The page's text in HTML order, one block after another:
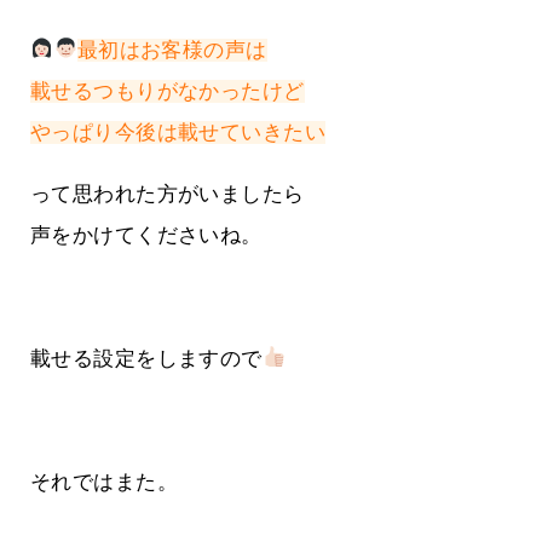
最初はお客様の声は
載せるつもりがなかったけど
やっぱり今後は載せていきたい
って思われた方がいましたら
声をかけてくださいね。
載せる設定をしますので
それではまた。